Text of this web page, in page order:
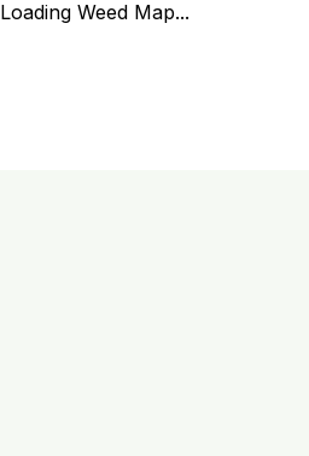
Loading Weed Map...